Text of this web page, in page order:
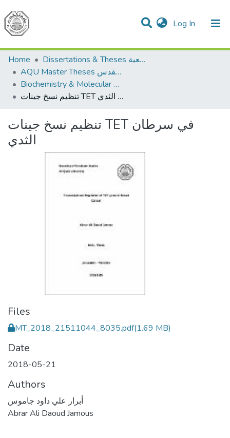
Log In (current)
Communities & Collections
All of DSpace
Home
Dissertations & Theses الرسائل الجامعية
AQU Master Theses الرسائل الجامعية الخاصة بجامعة القدس
Biochemistry & Molecular Biology الكيمياء الحيوية والأحياء الجزيئية
تنظيم نسخ جينات TET في سرطان الثدي
تنظيم نسخ جينات TET في سرطان
الثدي
Files
MT_2018_21511044_8035.pdf(1.69 MB)
Date
2018-05-21
Authors
أبرار علي داود جاموس
Abrar Ali Daoud Jamous